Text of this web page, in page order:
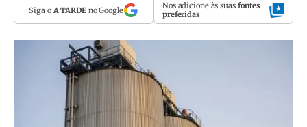
Siga o A TARDEno Google Nos adicione às suas fontes
preferidas